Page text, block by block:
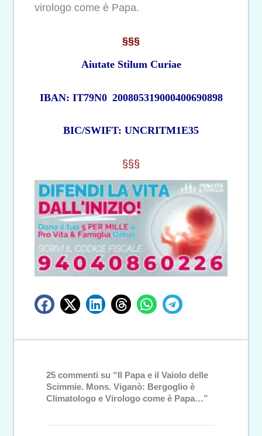
virologo come è Papa.
§§§
Aiutate Stilum Curiae
IBAN: IT79N0 200805319000400690898
BIC/SWIFT: UNCRITM1E35
§§§
25 commenti su “Il Papa e il Vaiolo delle
Scimmie. Mons. Viganò: Bergoglio è
Climatologo e Virologo come è Papa…”